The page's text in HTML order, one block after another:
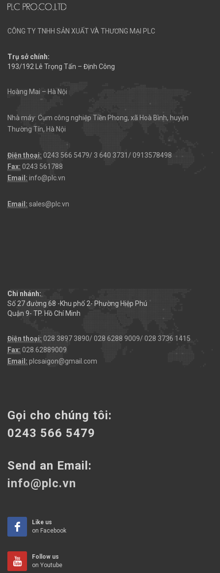
CÔNG TY TNHH SẢN XUẤT VÀ THƯƠNG MẠI PLC
Trụ sở chính:
193/192 Lê Trọng Tấn – Định Công
Hoàng Mai – Hà Nội
Nhà máy: Cụm công nghiệp Tiền Phong, xã Hoà Bình, huyện
Thường Tín, Hà Nội
Điện thoại: 0243 566 5479/ 3 640 3731/ 0913578498
Fax: 0243 561788
Email: info@plc.vn
Email: sales@plc.vn
Chi nhánh:
Số 27 đường 68 -Khu phố 2- Phường Hiệp Phú
Quận 9- TP. Hồ Chí Minh
Điện thoại: 028 3897 3890/ 028 6288 9009/ 028 3736 1415
Fax: 028.62889009
Email: plcsaigon@gmail.com
Gọi cho chúng tôi:
0243 566 5479
Send an Email:
info@plc.vn
Like us
on Facebook
Follow us
on Youtube